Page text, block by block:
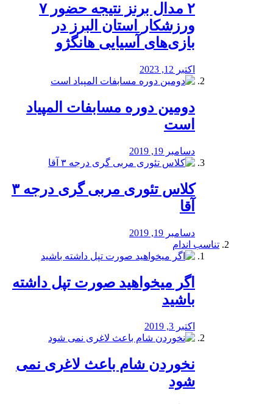
۲ مدال برنز نتیجه حضور ۷
ورزشکار استان البرز در
بازی‌های آسیایی هانگژو
اکتبر 12, 2023
دومین دوره مسابفات المپیاد
است
دسامبر 19, 2019
کلاس تئوری مربی گری درجه ۳
آقا
دسامبر 19, 2019
تناسب اندام
اگر میخواهید صورت تپل داشته
باشید
اکتبر 3, 2019
نخوردن شام باعث لاغری نمی
‌شود